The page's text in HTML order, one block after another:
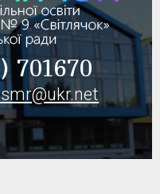
701670